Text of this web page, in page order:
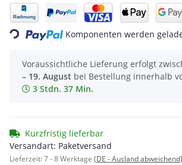
Loading... Komponenten werden
Voraussichtliche Lieferung erfolgt
– 19. August bei Bestellung innerhalb
3 Stdn. 37 Min.
Kurzfristig lieferbar
Versandart: Paketversand
Lieferzeit:7 - 8 Werktage (DE - Ausland abweichend)